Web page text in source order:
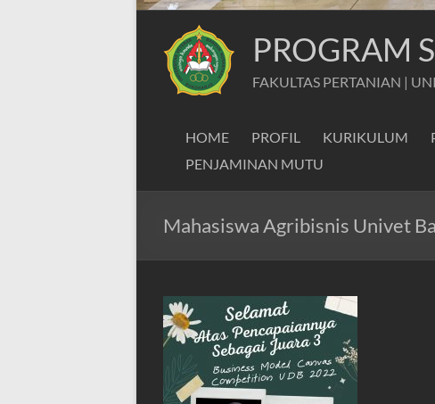
PROGRAM
FAKULTAS PERTANIAN |
HOME PROFIL KURIKULUM
PENJAMINAN MUTU
Mahasiswa Agribisnis Univet